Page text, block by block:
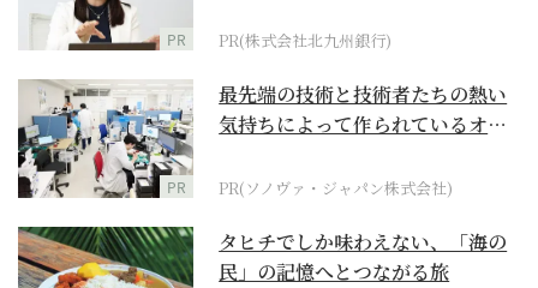
PR PR(株式会社北九州銀行)
PR
最先端の技術と技術者たちの熱い
気持ちによって作られているオー
PR(ソノヴァ・ジャパン株式会社)
タヒチでしか味わえない、「海の
民」の記憶へとつながる旅